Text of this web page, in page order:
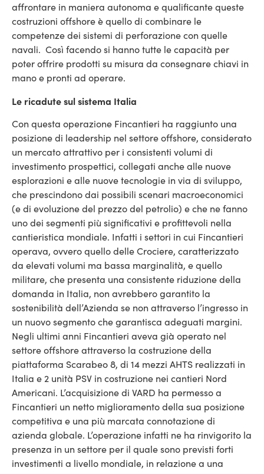
affrontare in maniera autonoma e qualificante queste
costruzioni offshore è quello di combinare le
competenze dei sistemi di perforazione con quelle
navali. Così facendo si hanno tutte le capacità per
poter offrire prodotti su misura da consegnare chiavi in
mano e pronti ad operare.
Le ricadute sul sistema Italia
Con questa operazione Fincantieri ha raggiunto una
posizione di leadership nel settore offshore, considerato
un mercato attrattivo per i consistenti volumi di
investimento prospettici, collegati anche alle nuove
esplorazioni e alle nuove tecnologie in via di sviluppo,
che prescindono dai possibili scenari macroeconomici
(e di evoluzione del prezzo del petrolio) e che ne fanno
uno dei segmenti più significativi e profittevoli nella
cantieristica mondiale. Infatti i settori in cui Fincantieri
operava, ovvero quello delle Crociere, caratterizzato
da elevati volumi ma bassa marginalità, e quello
militare, che presenta una consistente riduzione della
domanda in Italia, non avrebbero garantito la
sostenibilità dell’Azienda se non attraverso l’ingresso in
un nuovo segmento che garantisca adeguati margini.
Negli ultimi anni Fincantieri aveva già operato nel
settore offshore attraverso la costruzione della
piattaforma Scarabeo 8, di 14 mezzi AHTS realizzati in
Italia e 2 unità PSV in costruzione nei cantieri Nord
Americani. L’acquisizione di VARD ha permesso a
Fincantieri un netto miglioramento della sua posizione
competitiva e una più marcata connotazione di
azienda globale. L’operazione infatti ne ha rinvigorito la
presenza in un settore per il quale sono previsti forti
investimenti a livello mondiale, in relazione a una